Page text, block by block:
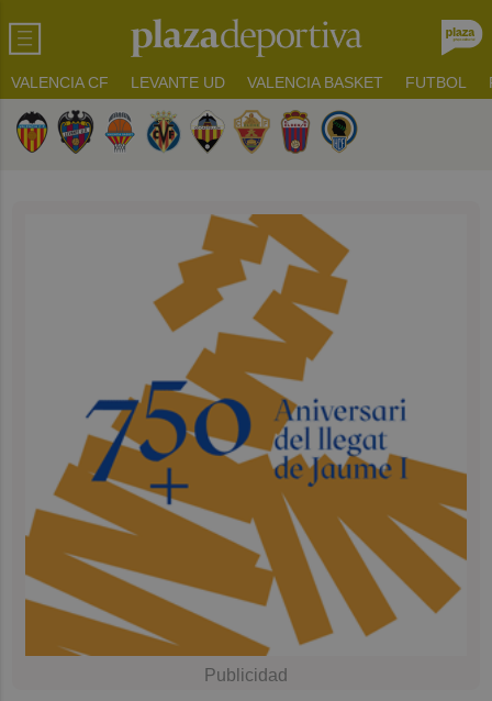
VALENCIA CF LEVANTE UD VALENCIA BASKET FUTBOL